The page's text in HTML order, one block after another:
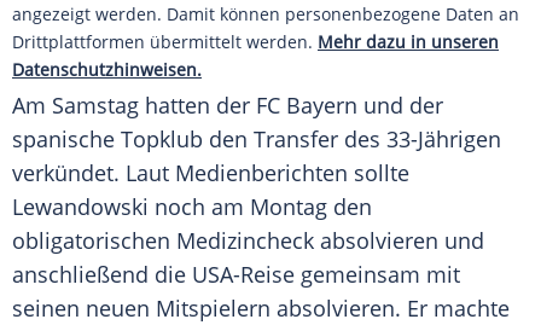
angezeigt werden. Damit können personenbezogene Daten an
Drittplattformen übermittelt werden. Mehr dazu in unseren
Datenschutzhinweisen.
Am Samstag hatten der FC Bayern und der
spanische Topklub den Transfer des 33-Jährigen
verkündet. Laut Medienberichten sollte
Lewandowski noch am Montag den
obligatorischen Medizincheck absolvieren und
anschließend die USA-Reise gemeinsam mit
seinen neuen Mitspielern absolvieren. Er machte